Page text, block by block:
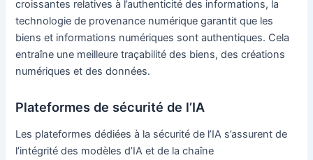
croissantes relatives à l’authenticité des informations, la
technologie de provenance numérique garantit que les
biens et informations numériques sont authentiques. Cela
entraîne une meilleure traçabilité des biens, des créations
numériques et des données.
Plateformes de sécurité de l’IA
Les plateformes dédiées à la sécurité de l’IA s’assurent de
l’intégrité des modèles d’IA et de la chaîne